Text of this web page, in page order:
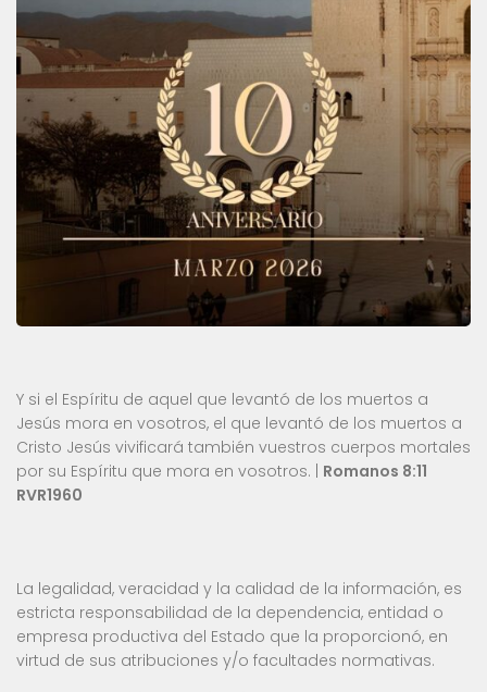
Y si el Espíritu de aquel que levantó de los muertos a
Jesús mora en vosotros, el que levantó de los muertos a
Cristo Jesús vivificará también vuestros cuerpos mortales
por su Espíritu que mora en vosotros. | Romanos 8:11
RVR1960
La legalidad, veracidad y la calidad de la información, es
estricta responsabilidad de la dependencia, entidad o
empresa productiva del Estado que la proporcionó, en
virtud de sus atribuciones y/o facultades normativas.